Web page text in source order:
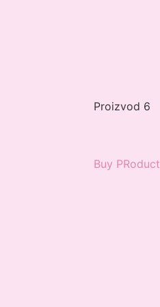
Proizvod 6
Buy PRoduct